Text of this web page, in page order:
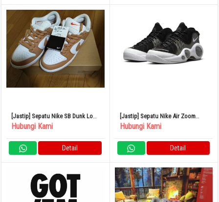
[Jastip] Sepatu Nike SB Dunk Low
Light Cognac US8.5
Hubungi Kami
Detail
[Jastip] Sepatu Nike Air Zoom
Flight 95
Hubungi Kami
Detail